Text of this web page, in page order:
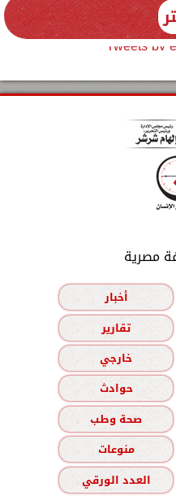
Tweets by
مصرية
أخبار
تقارير
خارجي
حوادث
صحة وطب
منوعات
العدد الورقي